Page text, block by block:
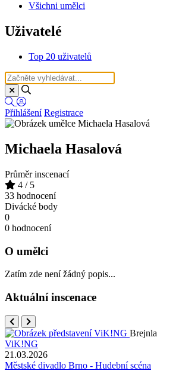
Všichni umělci
Uživatelé
Top 20 uživatelů
Přihlášení Registrace
Michaela Hasalová
Průměr inscenací
4 / 5
33 hodnocení
Divácké body
0
0 hodnocení
O umělci
Zatím zde není žádný popis...
Aktuální inscenace
Brejnla
ViK!NG
21.03.2026
Městské divadlo Brno - Hudební scéna